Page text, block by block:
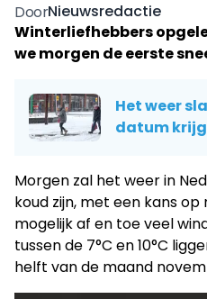
DoorNieuwsredactie
Winterliefhebbers
we morgen de eerste
Het weer
datum
Morgen zal het weer in
koud zijn, met een kans
mogelijk af en toe veel
tussen de 7°C en 10°C
helft van de maand